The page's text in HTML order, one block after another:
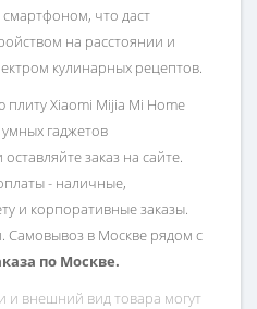
что даст
на расстоянии и
кулинарных рецептов.
плиту Xiaomi Mijia Mi Home
гаджетов
заказ на сайте.
- наличные,
и корпоративные заказы.
Самовывоз в Москве рядом с
по Москве.
и внешний вид товара могут